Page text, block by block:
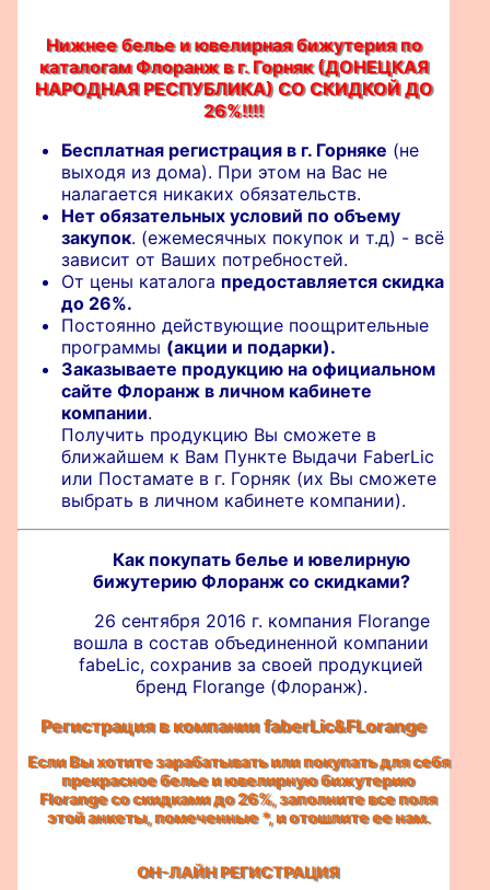
Нижнее белье и ювелирная бижутерия по
каталогам Флоранж в г. Горняк (ДОНЕЦКАЯ
НАРОДНАЯ РЕСПУБЛИКА) CО СКИДКОЙ ДО
26%!!!!
Бесплатная регистрация в г. Горняке (не
выходя из дома). При этом на Вас не
налагается никаких обязательств.
Нет обязательных условий по объему
закупок. (ежемесячных покупок и т.д) - всё
зависит от Ваших потребностей.
От цены каталога предоставляется скидка
до 26%.
Постоянно действующие поощрительные
программы (акции и подарки).
Заказываете продукцию на официальном
сайте Флоранж в личном кабинете
компании.
Получить продукцию Вы сможете в
ближайшем к Вам Пункте Выдачи FaberLic
или Постамате в г. Горняк (их Вы сможете
выбрать в личном кабинете компании).
Как покупать белье и ювелирную
бижутерию Флоранж со скидками?
26 сентября 2016 г. компания Florange
вошла в состав объединенной компании
fabeLic, сохранив за своей продукцией
бренд Florange (Флоранж).
Регистрация в компании faberLic&FLorange
Если Вы хотите зарабатывать или покупать для себя
прекрасное белье и ювелирную бижутерию
Florange со скидками до 26%, заполните все поля
этой анкеты, помеченные*, и отошлите ее нам.
ОН-ЛАЙН РЕГИСТРАЦИЯ